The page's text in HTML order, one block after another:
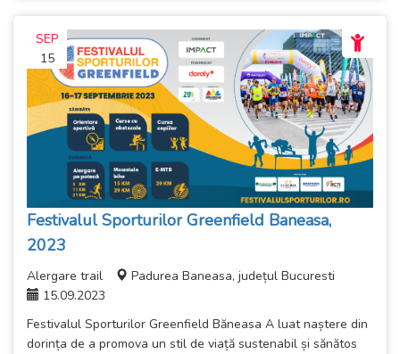
SEP
15
Festivalul Sporturilor Greenfield Baneasa,
2023
Alergare trail
Padurea Baneasa, județul Bucuresti
15.09.2023
Festivalul Sporturilor Greenfield Băneasa A luat naștere din
dorința de a promova un stil de viață sustenabil și sănătos